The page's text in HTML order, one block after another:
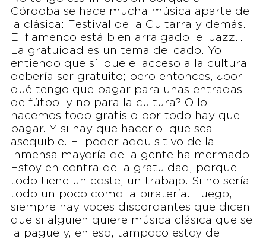
Córdoba se hace mucha música aparte de
la clásica: Festival de la Guitarra y demás.
El flamenco está bien arraigado, el Jazz…
La gratuidad es un tema delicado. Yo
entiendo que sí, que el acceso a la cultura
debería ser gratuito; pero entonces, ¿por
qué tengo que pagar para unas entradas
de fútbol y no para la cultura? O lo
hacemos todo gratis o por todo hay que
pagar. Y si hay que hacerlo, que sea
asequible. El poder adquisitivo de la
inmensa mayoría de la gente ha mermado.
Estoy en contra de la gratuidad, porque
todo tiene un coste, un trabajo. Si no sería
todo un poco como la piratería. Luego,
siempre hay voces discordantes que dicen
que si alguien quiere música clásica que se
la pague y, en eso, tampoco estoy de